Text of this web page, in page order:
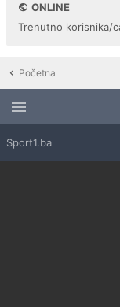
ONLINE
Trenutno korisnika/
Početna
Sport1.ba